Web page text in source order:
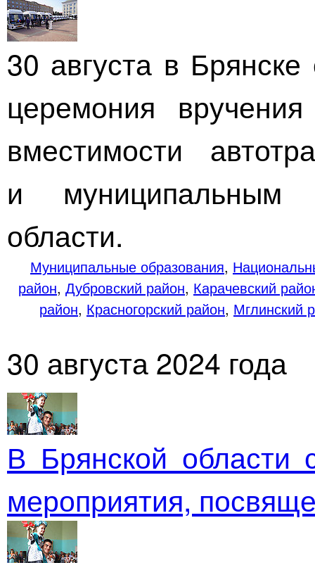
30 августа в
церемония
вместимости
и муниципальным
области.
Муниципальные образования,
район, Дубровский район, Карачевский
район, Красногорский район, Мглинский
30 августа 2024 года
В Брянской области
мероприятия,